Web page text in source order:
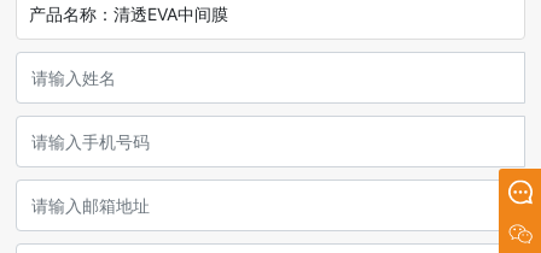
产品名称：清透EVA中间膜